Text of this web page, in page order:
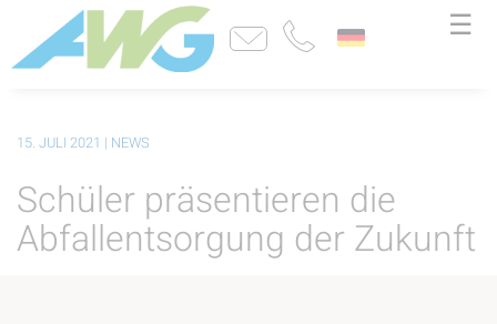
☰
15. JULI 2021 | NEWS
Schüler präsentieren die
Abfallentsorgung der Zukunft